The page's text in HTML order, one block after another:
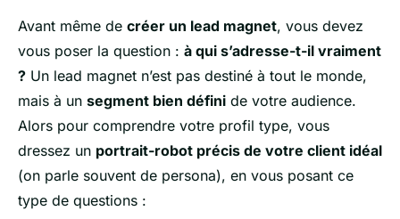
Avant même de créer un lead magnet, vous devez
vous poser la question : à qui s’adresse-t-il vraiment
? Un lead magnet n’est pas destiné à tout le monde,
mais à un segment bien défini de votre audience.
Alors pour comprendre votre profil type, vous
dressez un portrait-robot précis de votre client idéal
(on parle souvent de persona), en vous posant ce
type de questions :